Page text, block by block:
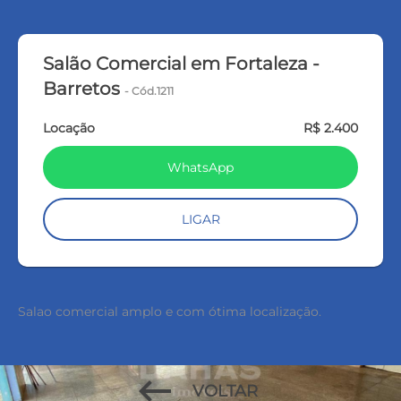
Salão Comercial em Fortaleza -
Barretos - Cód.1211
Locação R$ 2.400
WhatsApp
LIGAR
Salao comercial amplo e com ótima localização.
VOLTAR